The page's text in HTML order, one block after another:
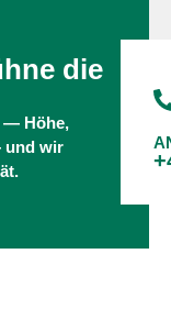
die
— Höhe,
und wir